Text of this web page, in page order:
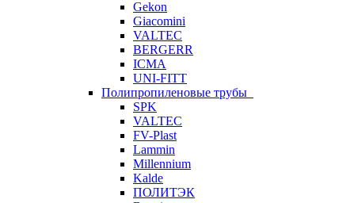
Gekon
Giacomini
VALTEC
BERGERR
ICMA
UNI-FITT
Полипропиленовые трубы
SPK
VALTEC
FV-Plast
Lammin
Millennium
Kalde
ПОЛИТЭК